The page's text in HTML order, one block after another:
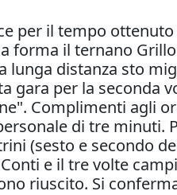
per il tempo
forma il ternano
lunga distanza sto
gara per la seconda
Complimenti agli
di tre minuti.
(sesto e secondo
e il tre volte
riuscito. Si